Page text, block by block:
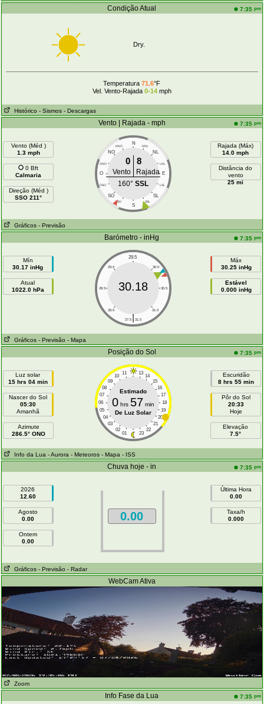
Condição Atual 7:35 pm
Dry.
Temperatura71.6°F
Vel. Vento-Rajada 0-14mph
Histórico - Sismos - Descargas
Vento | Rajada - mph 7:35 pm
Vento (Méd )
1.3 mph
0 Bft
Calmaria
Direção (Méd )
SSO 211°
N
NNO NNL
NO NL
ONO LNL
O E
OSO LSL
SO SL
SSO SSL
S
0 8
Vento
Rajada
160° SSL
Rajada (Máx)
14.0 mph
Distância do
vento
25 mi
Gráficos - Previsão
Barómetro - inHg 7:35 pm
Mín
30.17 inHg
Atual
1022.0 hPa
29.5
29.0 30.0
28.5 30.5
28.0 31.0
|
27.5 31.5
30.18
Máx
30.25 inHg
Estável
0.000 inHg
Gráficos - Previsão - Mapa
Posição do Sol 7:35 pm
Luz solar
15 hrs 04 min
Nascer do Sol
05:30
Amanhã
Azimute
286.5° ONO
11 13
10
14
09
15
08
16
07
17
06
18
05
19
04
20
03
21
02
22
01 23
Estimado
0hrs 57 min
De Luz Solar
Escuridão
8 hrs 55 min
Pôr do Sol
20:33
Hoje
Elevação
7.5°
Info da Lua - Aurora - Meteoros - Mapa - ISS
Chuva hoje - in 7:35 pm
2026
12.60
Agosto
0.00
Ontem
0.00
0.00
Última Hora
0.00
Taxa/h
0.000
Gráficos - Previsão - Radar
WebCam Ativa
Zoom
Info Fase da Lua 7:35 pm